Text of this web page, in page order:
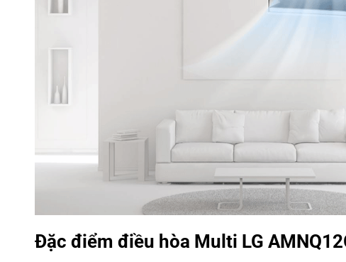
Đặc điểm điều hòa Multi LG